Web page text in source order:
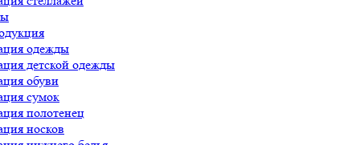
одежды
детской одежды
обуви
сумок
полотенец
носков